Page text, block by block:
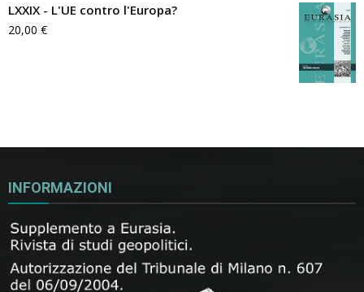
LXXIX - L'UE contro l'Europa?
20,00 €
INFORMAZIONI